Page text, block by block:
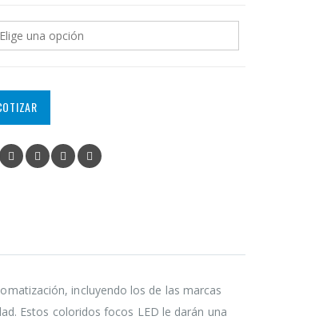
incluyendo los de las marcas
Estos coloridos focos LED le darán una